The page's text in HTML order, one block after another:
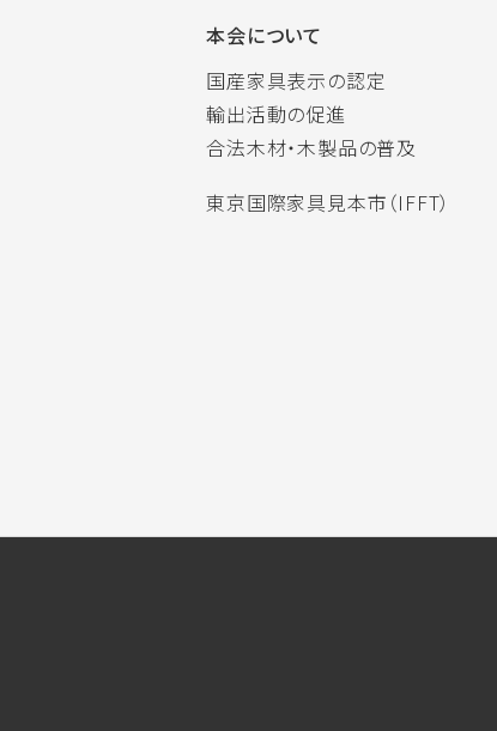
本会について
国産家具表示の認定
輸出活動の促進
合法木材・木製品の普及
東京国際家具見本市（IFFT）